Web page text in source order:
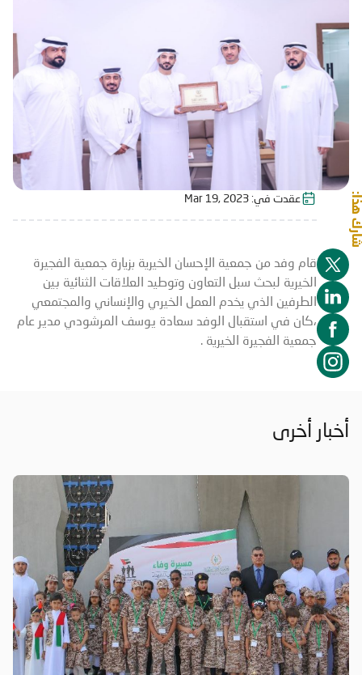
شارك هذا: عقدت في: Mar 19, 2023
قام وفد من جمعية الإحسان الخيرية بزيارة جمعية الفجيرة
الخيرية لبحث سبل التعاون وتوطيد العلاقات الثنائية بين
الطرفين الذي يخدم العمل الخيري والإنساني والمجتمعي
،كان في استقبال الوفد سعادة يوسف المرشودي مدير عام
جمعية الفجيرة الخيرية .
أخبار أخرى